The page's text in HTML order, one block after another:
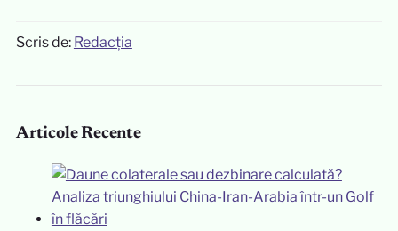
Scris de: Redacția
Articole Recente